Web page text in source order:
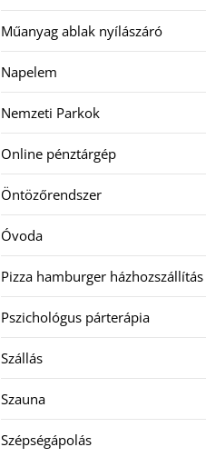
Műanyag ablak nyílászáró
Napelem
Nemzeti Parkok
Online pénztárgép
Öntözőrendszer
Óvoda
Pizza hamburger házhozszállítás
Pszichológus párterápia
Szállás
Szauna
Szépségápolás